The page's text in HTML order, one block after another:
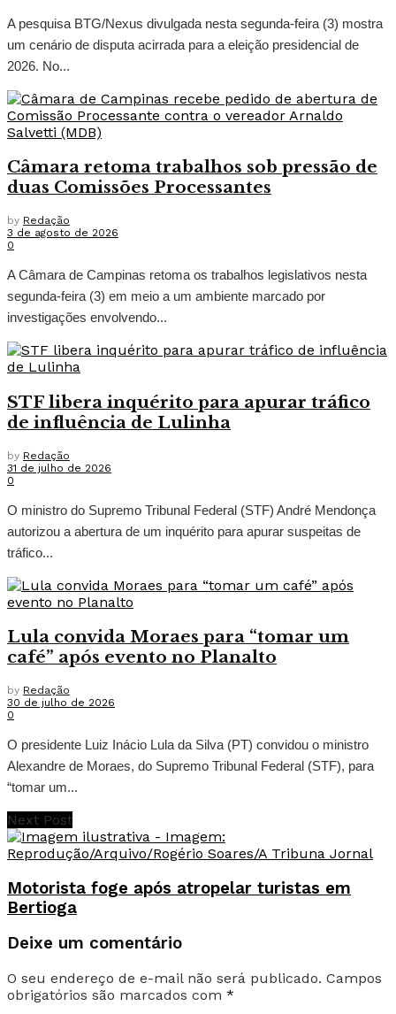
A pesquisa BTG/Nexus divulgada nesta segunda-feira (3) mostra
um cenário de disputa acirrada para a eleição presidencial de
2026. No...
Câmara retoma trabalhos sob pressão de
duas Comissões Processantes
by Redação
3 de agosto de 2026
0
A Câmara de Campinas retoma os trabalhos legislativos nesta
segunda-feira (3) em meio a um ambiente marcado por
investigações envolvendo...
STF libera inquérito para apurar tráfico
de influência de Lulinha
by Redação
31 de julho de 2026
0
O ministro do Supremo Tribunal Federal (STF) André Mendonça
autorizou a abertura de um inquérito para apurar suspeitas de
tráfico...
Lula convida Moraes para “tomar um
café” após evento no Planalto
by Redação
30 de julho de 2026
0
O presidente Luiz Inácio Lula da Silva (PT) convidou o ministro
Alexandre de Moraes, do Supremo Tribunal Federal (STF), para
“tomar um...
Next Post
Motorista foge após atropelar turistas em
Bertioga
Deixe um comentário
O seu endereço de e-mail não será publicado. Campos
obrigatórios são marcados com *